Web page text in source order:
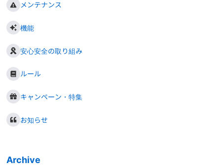
メンテナンス
機能
安心安全の取り組み
ルール
キャンペーン・特集
お知らせ
Archive